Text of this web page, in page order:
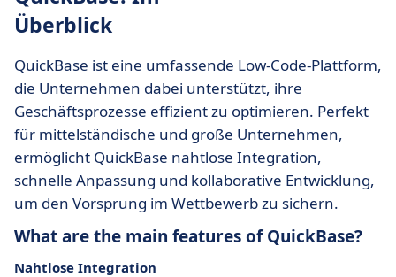
Überblick
QuickBase ist eine umfassende Low-Code-Plattform,
die Unternehmen dabei unterstützt, ihre
Geschäftsprozesse effizient zu optimieren. Perfekt
für mittelständische und große Unternehmen,
ermöglicht QuickBase nahtlose Integration,
schnelle Anpassung und kollaborative Entwicklung,
um den Vorsprung im Wettbewerb zu sichern.
What are the main features of QuickBase?
Nahtlose Integration